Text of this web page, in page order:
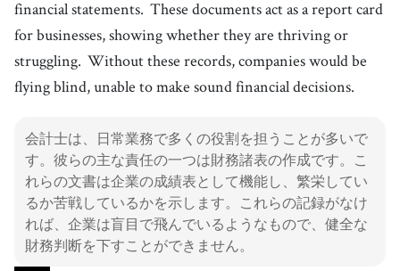
financial statements. These documents act as a report card
for businesses, showing whether they are thriving or
struggling. Without these records, companies would be
flying blind, unable to make sound financial decisions.
会計士は、日常業務で多くの役割を担うことが多いで
す。彼らの主な責任の一つは財務諸表の作成です。こ
れらの文書は企業の成績表として機能し、繁栄してい
るか苦戦しているかを示します。これらの記録がなけ
れば、企業は盲目で飛んでいるようなもので、健全な
財務判断を下すことができません。